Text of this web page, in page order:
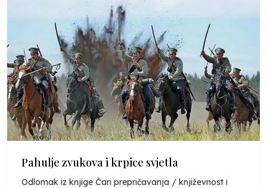
Pahulje zvukova i krpice svjetla
Odlomak iz knjige Čari prepričavanja / književnost i